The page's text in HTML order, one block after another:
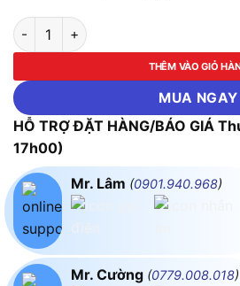
Dây Điện Đôi Mềm Cadivi Cu/PVC
THÊM VÀO GIỎ
MUA NGAY
HỖ TRỢ ĐẶT HÀNG/BÁO GIÁ
17h00)
Mr. Lâm (0901.940.968)
Mr. Cường (0779.008.018)